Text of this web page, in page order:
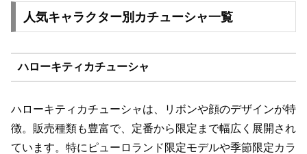
人気キャラクター別カチューシャ一覧
ハローキティカチューシャ
ハローキティカチューシャは、リボンや顔のデザインが特
徴。販売種類も豊富で、定番から限定まで幅広く展開され
ています。特にピューロランド限定モデルや季節限定カラ